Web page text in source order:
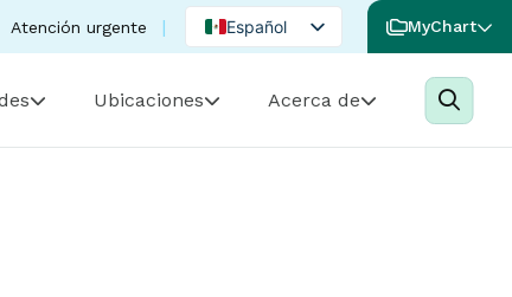
Atención urgente
Español
Portuguese
MyChart
Ubicaciones Acerca de